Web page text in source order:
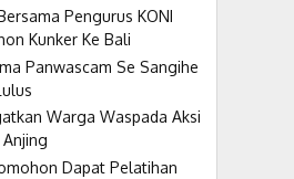
Pengurus KONI
Kunker Ke Bali
Panwascam Se Sangihe
Warga Waspada Aksi
Dapat Pelatihan